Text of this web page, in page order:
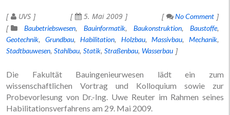
UVS 5. Mai 2009
No Comment
Baubetriebswesen
Bauinformatik Baukonstruktion
Baustoffe
Geotechnik
Grundbau Habilitation Holzbau Massivbau
Mechanik
Stadtbauwesen Stahlbau Statik Straßenbau Wasserbau
Die Fakultät Bauingenieurwesen lädt ein zum
wissenschaftlichen Vortrag und Kolloquium sowie zur
Probevorlesung von Dr.-Ing. Uwe Reuter im Rahmen seines
Habilitationsverfahrens am 29. Mai 2009.